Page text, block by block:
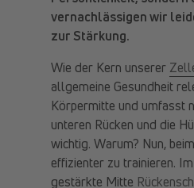
vernachlässigen wir
zur Stärkung.
Wie der Kern unserer
allgemeine Gesundheit
Körpermitte und umfasst
unteren Rücken und die
wichtig. Warum? Nun,
effizienter zu trainieren.
gestärkte Mitte